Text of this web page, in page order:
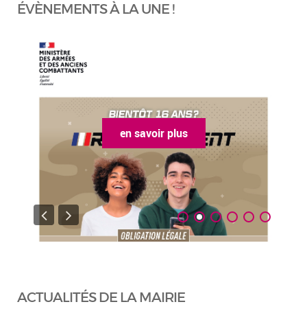
ÉVÈNEMENTS À LA UNE !
en savoir plus
ACTUALITÉS DE LA MAIRIE